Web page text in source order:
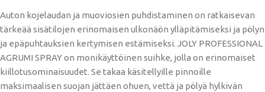
Auton kojelaudan ja muoviosien puhdistaminen on ratkaisevan
tärkeää sisätilojen erinomaisen ulkonäön ylläpitämiseksi ja pölyn
ja epäpuhtauksien kertymisen estämiseksi. JOLY PROFESSIONAL
AGRUMI SPRAY on monikäyttöinen suihke, jolla on erinomaiset
kiillotusominaisuudet. Se takaa käsitellyille pinnoille
maksimaalisen suojan jättäen ohuen, vettä ja pölyä hylkivän